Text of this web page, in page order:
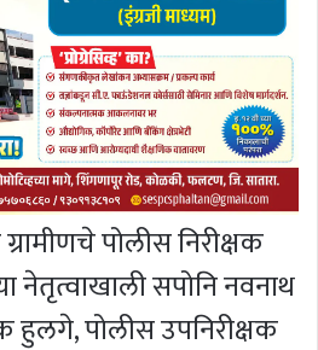
पोलीस निरीक्षक
नेतृत्वाखाली सपोनि नवनाथ
हुलगे, पोलीस उपनिरीक्षक